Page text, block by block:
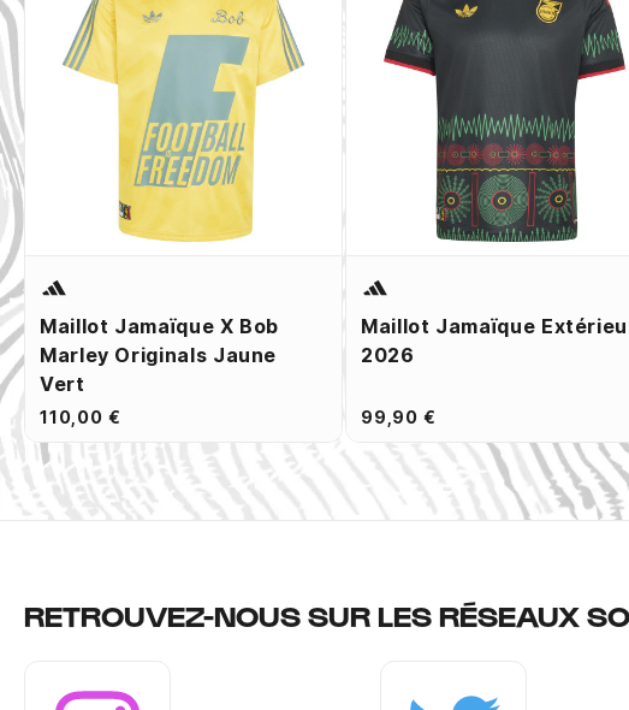
Maillot Jamaïque X Bob
Marley Originals Jaune
Vert
110,00 €
Maillot Jamaïque
2026
99,90 €
RETROUVEZ-NOUS SUR LES RÉSEAUX